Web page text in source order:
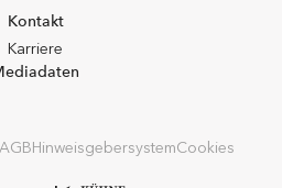
Sie uns
Facebook
LinkedInYouTube
Karriere